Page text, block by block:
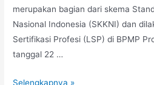
merupakan bagian dari skema
Nasional Indonesia (SKKNI) dan
Sertifikasi Profesi (LSP) di BPMP
tanggal 22 …
Selengkapnya »